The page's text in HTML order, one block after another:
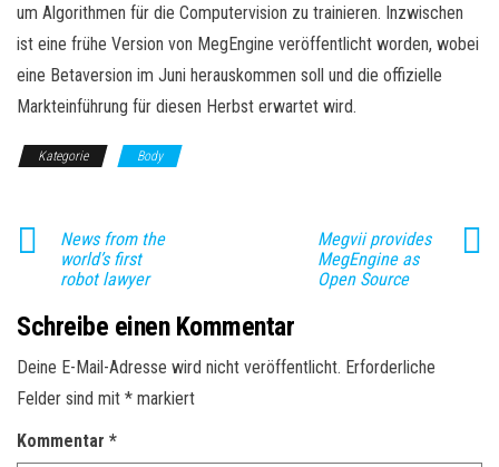
um Algorithmen für die Computervision zu trainieren. Inzwischen
ist eine frühe Version von MegEngine veröffentlicht worden, wobei
eine Betaversion im Juni herauskommen soll und die offizielle
Markteinführung für diesen Herbst erwartet wird.
Kategorie Body
News from the
world’s first
robot lawyer
Megvii provides
MegEngine as
Open Source
Schreibe einen Kommentar
Deine E-Mail-Adresse wird nicht veröffentlicht. Erforderliche
Felder sind mit * markiert
Kommentar *